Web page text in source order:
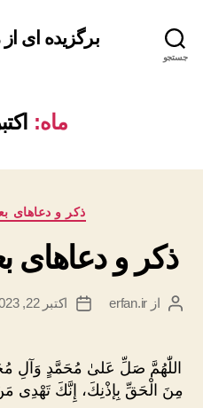
جستجو
برگزیده ای از
ماه:
ذکر و دعاهای
ذکر و دعاهای
نویسنده
از erfan.ir
تاریخاکتبر 22, 2023
اللّٰهُمَّ صَلِّ عَلىٰ مُحَمَّدٍ وَآلِ
مِنَ الْحَقِّ بِإذْنِكَ، إِنَّكَ تَهْدِى